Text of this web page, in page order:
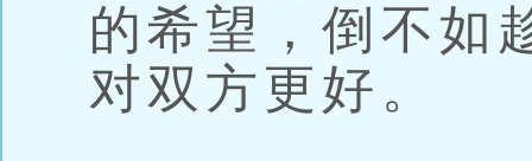
的希望，倒不如
对双方更好。